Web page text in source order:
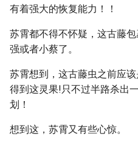
有着强大的恢复能力！！
苏霄都不得不怀疑，这古藤
强或者小蔡了。
苏霄想到，这古藤虫之前应
得到这灵果!只不过半路杀出
划！
想到这，苏霄又有些心惊。